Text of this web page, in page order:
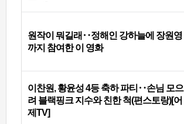
원작이 뭐길래‥정해인 강하늘에 장원영
까지 참여한 이 영화
이찬원, 황윤성 4등 축하 파티‥손님 모으
려 블랙핑크 지수와 친한 척(편스토랑)[어
제TV]